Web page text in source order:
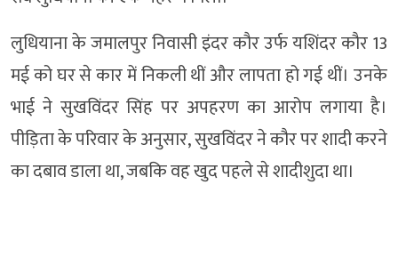
लुधियाना के जमालपुर निवासी इंदर कौर उर्फ यशिंदर कौर 13
मई को घर से कार में निकली थीं और लापता हो गई थीं। उनके
भाई ने सुखविंदर सिंह पर अपहरण का आरोप लगाया है।
पीड़िता के परिवार के अनुसार, सुखविंदर ने कौर पर शादी करने
का दबाव डाला था, जबकि वह खुद पहले से शादीशुदा था।